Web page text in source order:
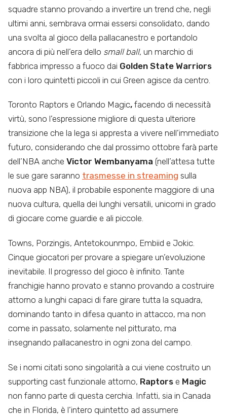
squadre stanno provando a invertire un trend che, negli
ultimi anni, sembrava ormai essersi consolidato, dando
una svolta al gioco della pallacanestro e portandolo
ancora di più nell’era dello small ball, un marchio di
fabbrica impresso a fuoco dai Golden State Warriors
con i loro quintetti piccoli in cui Green agisce da centro.
Toronto Raptors e Orlando Magic, facendo di necessità
virtù, sono l’espressione migliore di questa ulteriore
transizione che la lega si appresta a vivere nell’immediato
futuro, considerando che dal prossimo ottobre farà parte
dell’NBA anche Victor Wembanyama (nell’attesa tutte
le sue gare saranno trasmesse in streaming sulla
nuova app NBA), il probabile esponente maggiore di una
nuova cultura, quella dei lunghi versatili, unicorni in grado
di giocare come guardie e ali piccole.
Towns, Porzingis, Antetokounmpo, Embiid e Jokic.
Cinque giocatori per provare a spiegare un’evoluzione
inevitabile. Il progresso del gioco è infinito. Tante
franchigie hanno provato e stanno provando a costruire
attorno a lunghi capaci di fare girare tutta la squadra,
dominando tanto in difesa quanto in attacco, ma non
come in passato, solamente nel pitturato, ma
insegnando pallacanestro in ogni zona del campo.
Se i nomi citati sono singolarità a cui viene costruito un
supporting cast funzionale attorno, Raptors e Magic
non fanno parte di questa cerchia. Infatti, sia in Canada
che in Florida, è l’intero quintetto ad assumere